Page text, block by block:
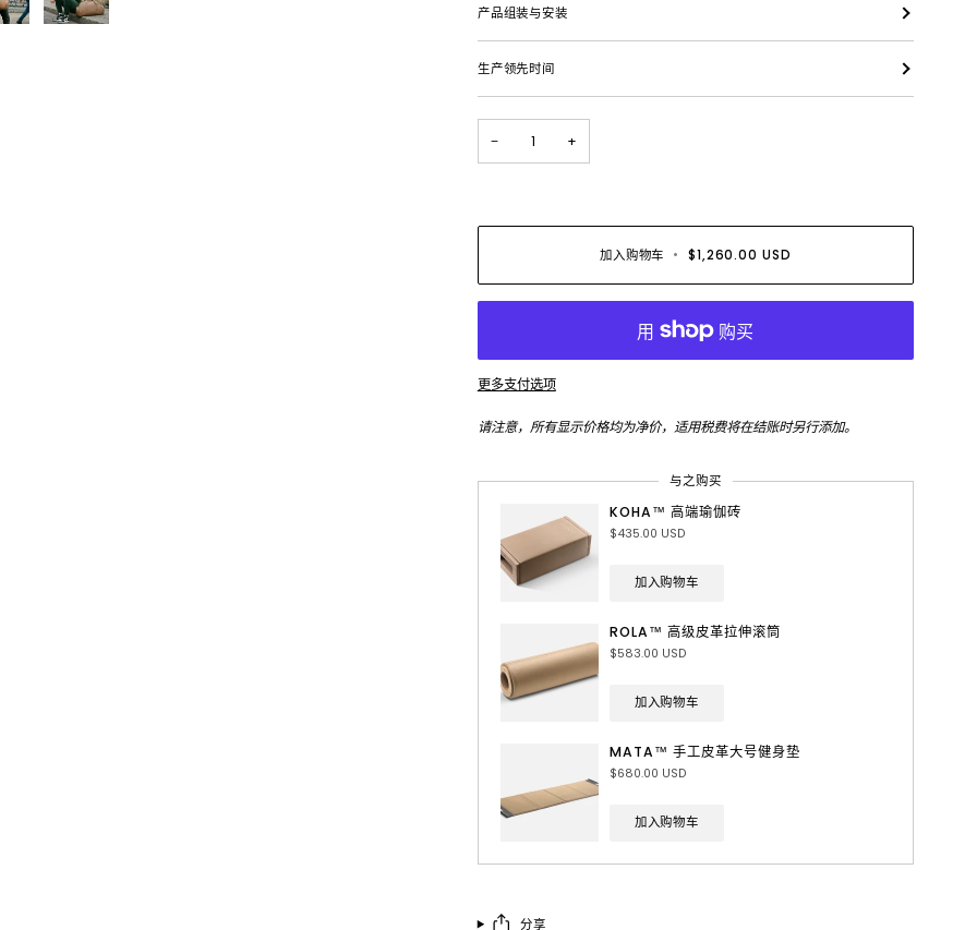
产品组装与安装
生产领先时间
− +
加入购物车 • $1,260.00 USD
更多支付选项
请注意，所有显示价格均为净价，适用税费将在结账时另行添加。
与之购买
KOHA™ 高端瑜伽砖
$435.00 USD
加入购物车
ROLA™ 高级皮革拉伸滚筒
$583.00 USD
加入购物车
MATA™ 手工皮革大号健身垫
$680.00 USD
加入购物车
分享